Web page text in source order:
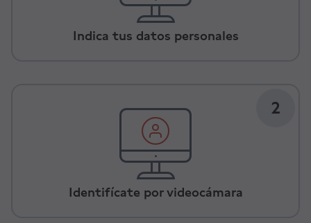
Indica tus datos personales
2
Identifícate por videocámara